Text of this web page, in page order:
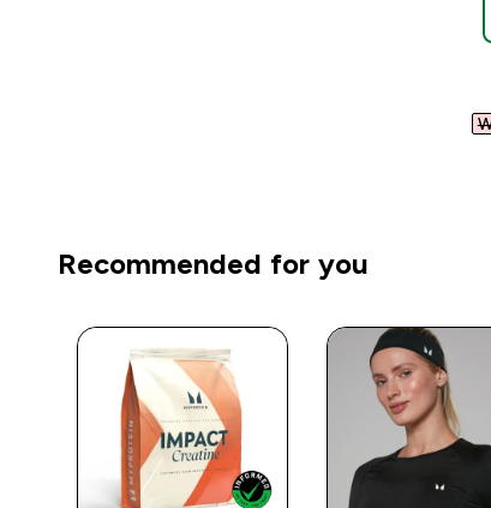
Recommended for you